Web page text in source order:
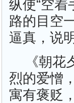
纵使“空
路的目空
逼真，说
《朝
烈的爱憎
寓有褒贬